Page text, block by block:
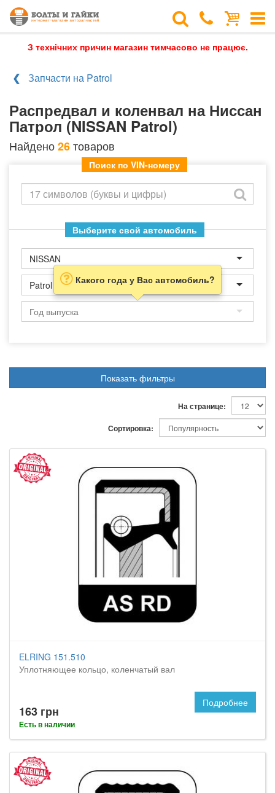
З технічних причин магазин тимчасово не працює.
Запчасти на Patrol
Распредвал и коленвал на Ниссан
Патрол (NISSAN Patrol)
Найдено26товаров
Поиск по VIN-номеру
Выберите свой автомобиль
NISSAN
Patrol Какого года у Вас автомобиль?
Показать фильтры
На странице:
Сортировка:
ELRING 151.510
Уплотняющее кольцо, коленчатый вал
163 грн
Есть в наличии
Подробнее